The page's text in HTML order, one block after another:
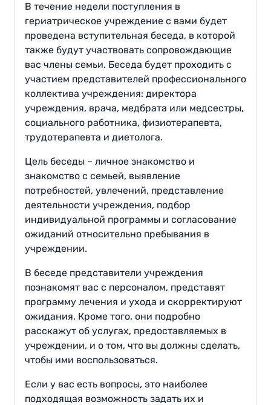
В течение недели поступления в
гериатрическое учреждение с вами будет
проведена вступительная беседа, в которой
также будут участвовать сопровождающие
вас члены семьи. Беседа будет проходить с
участием представителей профессионального
коллектива учреждения: директора
учреждения, врача, медбрата или медсестры,
социального работника, физиотерапевта,
трудотерапевта и диетолога.
Цель беседы – личное знакомство и
знакомство с семьей, выявление
потребностей, увлечений, представление
деятельности учреждения, подбор
индивидуальной программы и согласование
ожиданий относительно пребывания в
учреждении.
В беседе представители учреждения
познакомят вас с персоналом, представят
программу лечения и ухода и скорректируют
ожидания. Кроме того, они подробно
расскажут об услугах, предоставляемых в
учреждении, и о том, что вы должны сделать,
чтобы ими воспользоваться.
Если у вас есть вопросы, это наиболее
подходящая возможность задать их и